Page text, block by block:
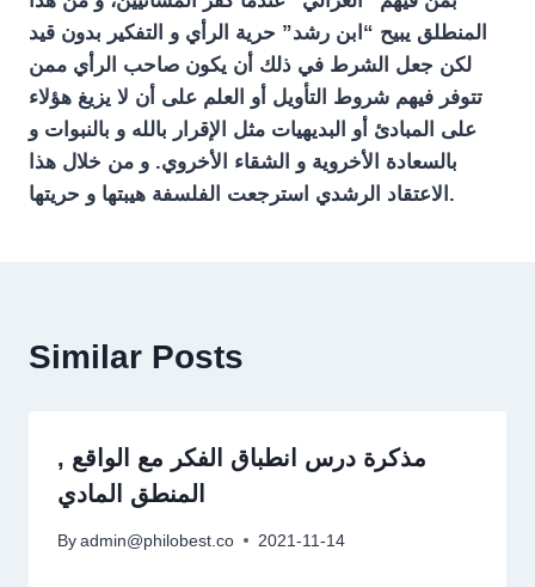
المنطلق يبيح “ابن رشد” حرية الرأي و التفكير بدون قيد
لكن جعل الشرط في ذلك أن يكون صاحب الرأي ممن
تتوفر فيهم شروط التأويل أو العلم على أن لا يزيغ هؤلاء
على المبادئ أو البديهيات مثل الإقرار بالله و بالنبوات و
بالسعادة الأخروية و الشقاء الأخروي. و من خلال هذا
الاعتقاد الرشدي استرجعت الفلسفة هيبتها و حريتها.
Similar Posts
مذكرة درس انطباق الفكر مع الواقع ,
المنطق المادي
By admin@philobest.co 2021-11-14